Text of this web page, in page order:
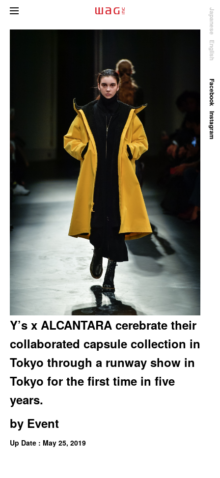
Y’s x ALCANTARA cerebrate their
collaborated capsule collection in
Tokyo through a runway show in
Tokyo for the first time in five
years.
by Event
Up Date : May 25, 2019
English
Japanese
Facebook
Instagram